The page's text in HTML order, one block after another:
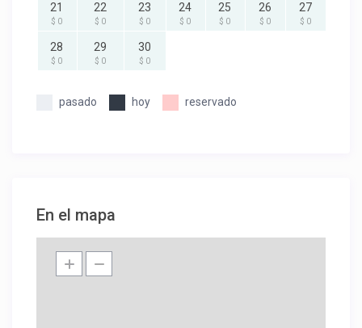
21
$ 0
22
$ 0
23
$ 0
24
$ 0
25
$ 0
26
$ 0
27
$ 0
28
$ 0
29
$ 0
30
$ 0
pasado hoy reservado
En el mapa